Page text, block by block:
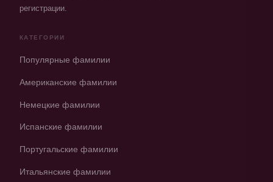
регистрации.
КАТЕГОРИИ
Популярные фамилии
Американские фамилии
Немецкие фамилии
Испанские фамилии
Португальские фамилии
Итальянские фамилии